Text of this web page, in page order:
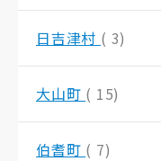
日吉津村 ( 3)
大山町 ( 15)
伯耆町 ( 7)